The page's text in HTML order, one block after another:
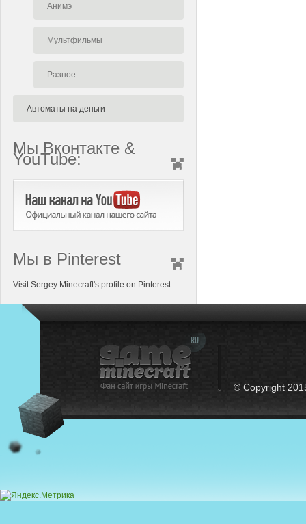
Анимэ
Мультфильмы
Разное
Автоматы на деньги
Мы Вконтакте &
YouTube:
Мы в Pinterest
Visit Sergey Minecraft's profile on Pinterest.
© Copyright